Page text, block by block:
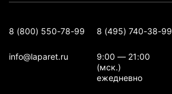
8 (800) 550-78-99 8 (495) 740-38-99
info@laparet.ru
9:00 — 21:00
(мск.)
ежедневно